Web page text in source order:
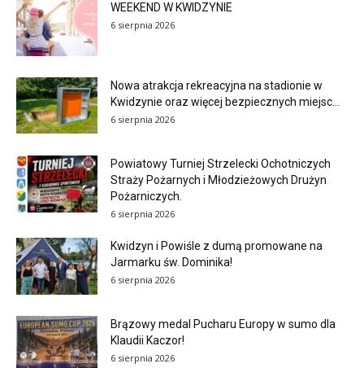
WEEKEND W KWIDZYNIE
6 sierpnia 2026
Nowa atrakcja rekreacyjna na stadionie w
Kwidzynie oraz więcej bezpiecznych miejsc...
6 sierpnia 2026
Powiatowy Turniej Strzelecki Ochotniczych
Straży Pożarnych i Młodzieżowych Drużyn
Pożarniczych.
6 sierpnia 2026
Kwidzyn i Powiśle z dumą promowane na
Jarmarku św. Dominika!
6 sierpnia 2026
Brązowy medal Pucharu Europy w sumo dla
Klaudii Kaczor!
6 sierpnia 2026